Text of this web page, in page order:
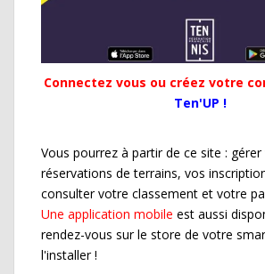
Connectez vous ou créez votre
Ten'UP !
Vous pourrez à partir de ce site : gérer
réservations de terrains, vos
consulter votre classement et votre
Une application mobile est aussi
rendez-vous sur le store de votre
l'installer !